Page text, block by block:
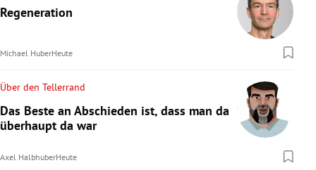
Regeneration
Michael HuberHeute
Über den Tellerrand
Das Beste an Abschieden ist, dass man da
überhaupt da war
Axel HalbhuberHeute